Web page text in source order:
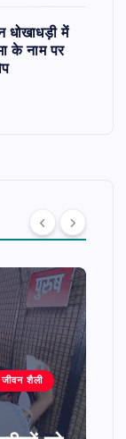
में
के नाम पर
जीवन शैली